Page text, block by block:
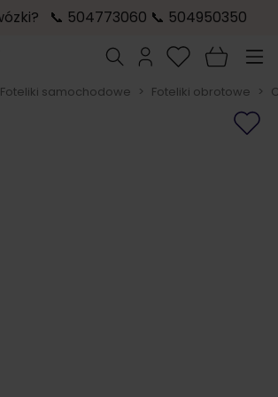
📞 504773060 📞 504950350
Szukaj
Foteliki samochodowe > Foteliki obrotowe >